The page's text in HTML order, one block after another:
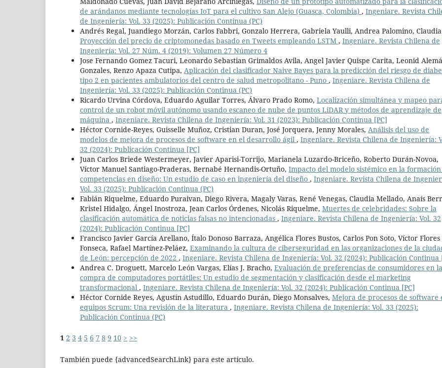
de arándanos mediante tecnologías IoT para el cultivo San Alejo (Guasca, Colombia) , Ingeniare. Revista
de Ingeniería: Vol. 33 (2025): Publicación Continua (PC)
Andrés Regal, Juandiego Morzán, Carlos Fabbri, Gonzalo Herrera, Gabriela Yaulli, Andrea Palomino,
Proyección del precio de criptomonedas basado en Tweets empleando LSTM , Ingeniare. Revista Chilena de
Ingeniería: Vol. 27 Núm. 4 (2019): Volumen 27 Número 4
Jose Fernando Gomez Tacuri, Leonardo Sebastian Grimaldos Avila, Angel Javier Quispe Carita, Leonid
Gonzales, Renzo Apaza Cutipa, Aplicación del clasificador Naive Bayes para la predicción del riesgo de
tipo 2 en pacientes ambulatorios del centro de salud metropolitano - Puno , Ingeniare. Revista Chilena de
Ingeniería: Vol. 33 (2025): Publicación Continua (PC)
Ricardo Urvina Córdova, Eduardo Aguilar Torres, Álvaro Prado Romo, Localización simultánea y mapeo
control de un robot móvil autónomo usando escaneo de nube de puntos LiDAR y métodos de aprendizaje de
máquina , Ingeniare. Revista Chilena de Ingeniería: Vol. 31 (2023): Publicación Contínua [PC]
Héctor Cornide-Reyes, Guisselle Muñoz, Cristian Duran, José Jorquera, Jenny Morales, Análisis del uso de
modelos de mejora de procesos de software en el desarrollo ágil , Ingeniare. Revista Chilena de Ingeniería:
32 (2024): Publicación Continua [PC]
Juan Carlos Briede Westermeyer, Javier Aparisi-Torrijo, Marianela Luzardo-Briceño, Roberto Durán-Novoa,
Víctor Manuel Santiago-Praderas, Bernabé Hernandis-Ortuño, Impacto del modelo sistémico en la
competencias en diseño: Un estudio de caso en ingeniería del diseño , Ingeniare. Revista Chilena de
Vol. 33 (2025): Publicación Continua (PC)
Fabián Riquelme, Eduardo Puraivan, Diego Rivera, Magaly Varas, René Venegas, Claudia Mellado, Anaís
Kristel Hidalgo, Ángel Inostroza, Jean Carlos Órdenes, Nicolás Riquelme, Muertes de celebridades: Sobre la
clasificación automática de noticias falsas no intencionadas , Ingeniare. Revista Chilena de Ingeniería: Vol. 32
(2024): Publicación Continua [PC]
Francisco Javier García Arellano, Ítalo Donoso Barraza, Angélica Flores Bustos, Carlos Pon Soto, Víctor Flores
Fonseca, Rafael Martínez-Peláez, Examinando la cultura de ciberseguridad en las organizaciones de la
de León: percepción de 2022 , Ingeniare. Revista Chilena de Ingeniería: Vol. 32 (2024): Publicación Continua
Andrea C. Droguett, Marcelo León Vargas, Elías J. Bracho, Evaluación de preferencias de consumidores en la
compra de computadores portátiles: Un estudio de segmentación y clasificación desde el marketing
transformacional , Ingeniare. Revista Chilena de Ingeniería: Vol. 32 (2024): Publicación Continua [PC]
Héctor Cornide Reyes, Agustín Astudillo, Eduardo Durán, Diego Monsalves, Mejora de procesos de software
equipos Scrum: Una revisión de la literatura , Ingeniare. Revista Chilena de Ingeniería: Vol. 33 (2025):
Publicación Continua (PC)
1 2 3 4 5 6 7 8 9 10 > >>
También puede {advancedSearchLink} para este artículo.